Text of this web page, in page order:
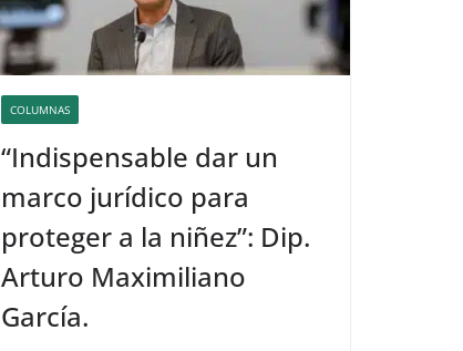
COLUMNAS
“Indispensable dar un
marco jurídico para
proteger a la niñez”: Dip.
Arturo Maximiliano
García.